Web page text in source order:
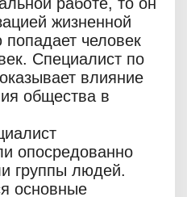
жизненной
попадает человек
Специалист по
влияние
общества в
опосредованно
группы людей.
основные